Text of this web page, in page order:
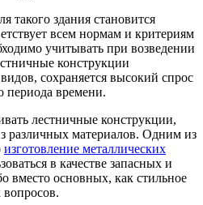
такого здания становится
всем нормам и критериям
учитывать при возведении
конструкции
сохраняется высокий спрос
периода времени.
лестничные конструкции,
различных материалов. Одним из
изготовление металлических
в качестве запасных и
вместо основных, как стильное